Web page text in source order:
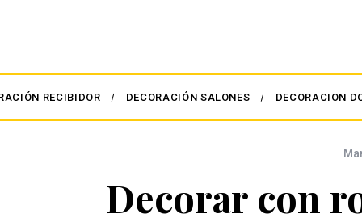
RECIBIDOR DECORACIÓN SALONES DECORACION
Decorar con